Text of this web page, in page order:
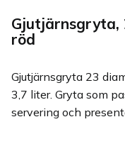
Gjutjärnsgryta,
röd
Gjutjärnsgryta 23
3,7 liter. Gryta som
servering och